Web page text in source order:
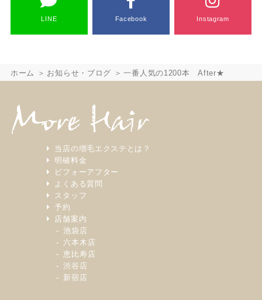
LINE Facebook Instagram
ホーム お知らせ・ブログ 一番人気の1200本 After★
当店の増毛エクステとは？
明確料金
ビフォーアフター
よくある質問
スタッフ
予約
店舗案内
池袋店
六本木店
恵比寿店
渋谷店
新宿店